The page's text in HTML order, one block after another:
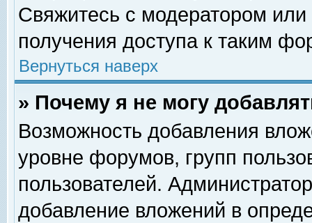
Свяжитесь с модератором
получения доступа к таким
Вернуться наверх
» Почему я не могу
Возможность добавления
уровне форумов, групп
пользователей.
добавление вложений в